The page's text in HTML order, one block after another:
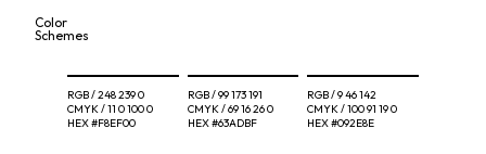
Color
Schemes
RGB /248 239 0
CMYK /11 0 100 0
HEX#F8EF00
RGB /99 173 191
CMYK /69 16 26 0
HEX#63ADBF
RGB /9 46 142
CMYK /100 91 19 0
HEX#092E8E